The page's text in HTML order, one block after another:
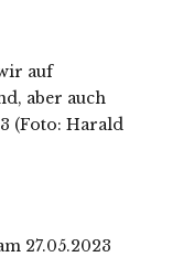
auf
aber auch
(Foto: Harald
27.05.2023